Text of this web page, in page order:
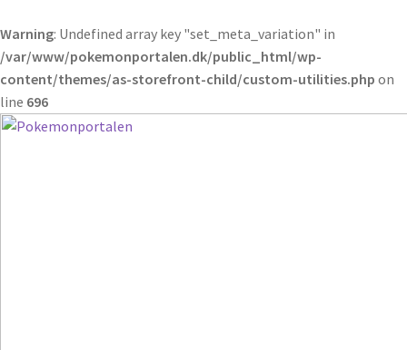
Warning: Undefined array key "set_meta_variation" in
/var/www/pokemonportalen.dk/public_html/wp-
content/themes/as-storefront-child/custom-utilities.php on
line 696